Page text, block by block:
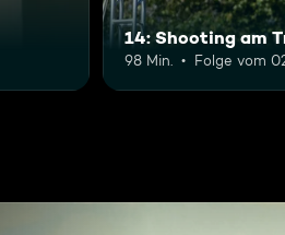
14: Shooting am
98 Min. Folge vom